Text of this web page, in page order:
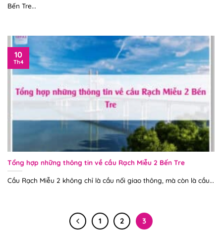
Bến Tre...
Tổng hợp những thông tin về cầu Rạch Miễu 2 Bến Tre
Cầu Rạch Miễu 2 không chỉ là cầu nối giao thông, mà còn là cầu...
10
Th4
1 2 3